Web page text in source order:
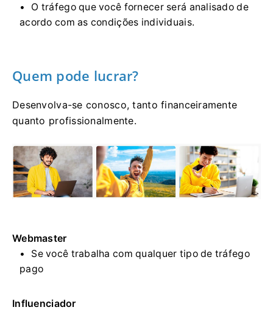
O tráfego que você fornecer será analisado de
acordo com as condições individuais.
Quem pode lucrar?
Desenvolva-se conosco, tanto financeiramente
quanto profissionalmente.
Webmaster
Se você trabalha com qualquer tipo de tráfego
pago
Influenciador